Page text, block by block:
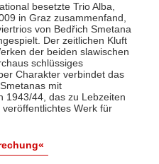
besetzte Trio Alba,
in Graz zusammenfand,
von Bedřich Smetana
Der zeitlichen Kluft
der beiden slawischen
schlüssiges
Charakter verbindet das
mit
1943/44, das zu Lebzeiten
Werk für